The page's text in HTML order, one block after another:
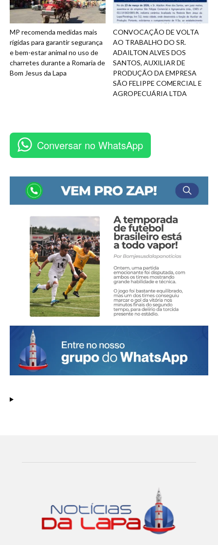
MP recomenda medidas mais
rígidas para garantir segurança
e bem-estar animal no uso de
charretes durante a Romaria de
Bom Jesus da Lapa
CONVOCAÇÃO DE VOLTA
AO TRABALHO DO SR.
ADAILTON ALVES DOS
SANTOS, AUXILIAR DE
PRODUÇÃO DA EMPRESA
SÃO FELIPPE COMERCIAL E
AGROPECUÁRIA LTDA
Conversar no WhatsApp